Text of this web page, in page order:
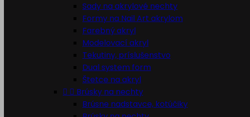
Sady na akrylové nechty
Formy na Nail Art akrylom
Farebný akryl
Modelovací akryl
Tekutiny, príslušenstvo
Dual system form
Štetce na akryl
  Brúsky na nechty
Brúsne nadstavce, kotúčiky